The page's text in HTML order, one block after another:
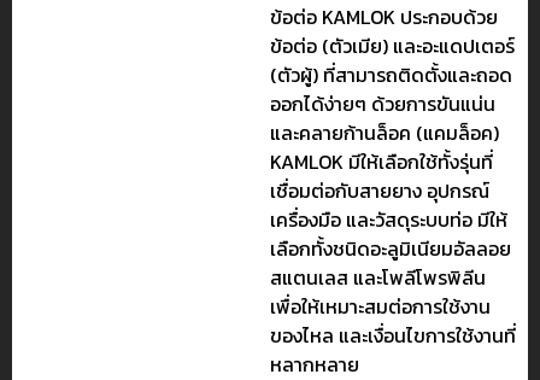
ข้อต่อ KAMLOK ประกอบด้วย
ข้อต่อ (ตัวเมีย) และอะแดปเตอร์
(ตัวผู้) ที่สามารถติดตั้งและถอด
ออกได้ง่ายๆ ด้วยการขันแน่น
และคลายก้านล็อค (แคมล็อค)
KAMLOK มีให้เลือกใช้ทั้งรุ่นที่
เชื่อมต่อกับสายยาง อุปกรณ์
เครื่องมือ และวัสดุระบบท่อ มีให้
เลือกทั้งชนิดอะลูมิเนียมอัลลอย
สแตนเลส และโพลีโพรพิลีน
เพื่อให้เหมาะสมต่อการใช้งาน
ของไหล และเงื่อนไขการใช้งานที่
หลากหลาย